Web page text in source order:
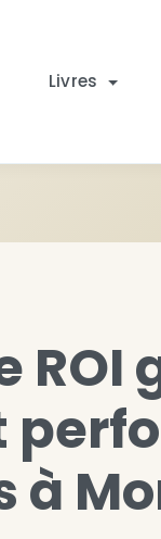
Livres
ROI
à